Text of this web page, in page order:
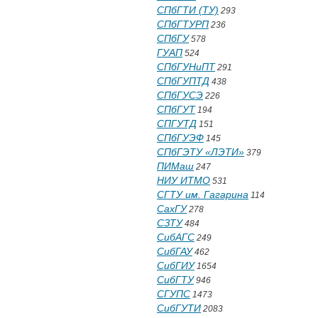
СПбГТИ (ТУ) 293
СПбГТУРП 236
СПбГУ578
ГУАП 524
СПбГУНиПТ 291
СПбГУПТД 438
СПбГУСЭ 226
СПбГУТ 194
СПГУТД 151
СПбГУЭФ 145
СПбГЭТУ «ЛЭТИ» 379
ПИМаш 247
НИУ ИТМО 531
СГТУ им. Гагарина 114
СахГУ278
СЗТУ484
СибАГС 249
СибГАУ462
СибГИУ1654
СибГТУ946
СГУПС 1473
СибГУТИ 2083